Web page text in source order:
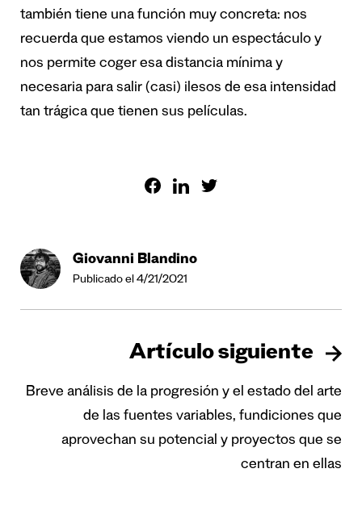
también tiene una función muy concreta: nos
recuerda que estamos viendo un espectáculo y
nos permite coger esa distancia mínima y
necesaria para salir (casi) ilesos de esa intensidad
tan trágica que tienen sus películas.
Giovanni Blandino
Publicado el 4/21/2021
Artículo siguiente
Breve análisis de la progresión y el estado del arte
de las fuentes variables, fundiciones que
aprovechan su potencial y proyectos que se
centran en ellas